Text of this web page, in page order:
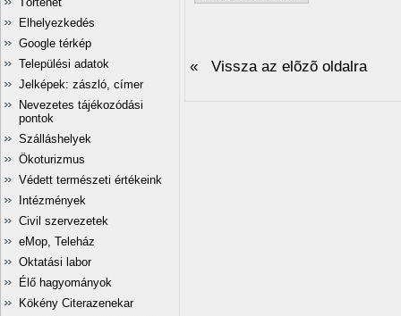
Elhelyezkedés
Google térkép
Települési adatok
Jelképek: zászló, címer
Nevezetes tájékozódási
pontok
Szálláshelyek
Ökoturizmus
Védett természeti értékeink
Intézmények
Civil szervezetek
eMop, Teleház
Oktatási labor
Élő hagyományok
Kökény Citerazenekar
« Vissza az elõzõ oldalra